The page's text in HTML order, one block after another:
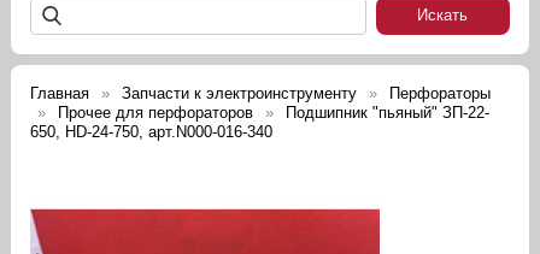
Главная Запчасти к электроинструменту
Перфораторы
Прочее для перфораторов
Подшипник "пьяный" ЗП-22-
650, HD-24-750, арт.N000-016-340